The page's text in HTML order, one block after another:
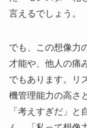
言えるでしょう。
でも、この想像力
才能や、他人の痛
でもあります。リ
機管理能力の高さ
「考えすぎだ」